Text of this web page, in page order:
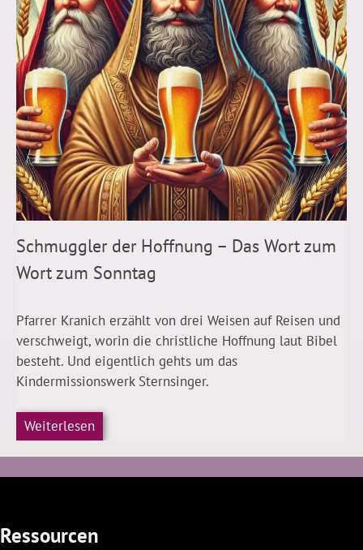
Schmuggler der Hoffnung – Das Wort zum
Wort zum Sonntag
Pfarrer Kranich erzählt von drei Weisen auf Reisen und
verschweigt, worin die christliche Hoffnung laut Bibel
besteht. Und eigentlich gehts um das
Kindermissionswerk Sternsinger.
Weiterlesen
Ressourcen